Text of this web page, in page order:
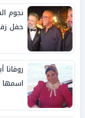
نجوم
حفل
اسمها